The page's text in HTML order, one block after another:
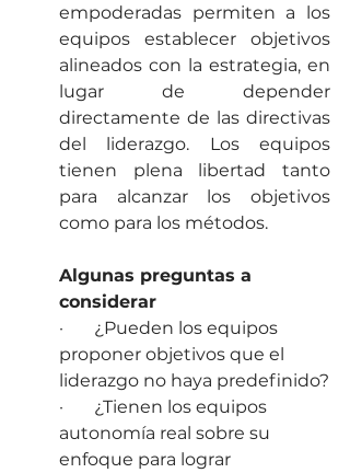
empoderadas permiten a los
equipos establecer objetivos
alineados con la estrategia, en
lugar de depender
directamente de las directivas
del liderazgo. Los equipos
tienen plena libertad tanto
para alcanzar los objetivos
como para los métodos.
Algunas preguntas a
considerar
·       ¿Pueden los equipos
proponer objetivos que el
liderazgo no haya predefinido?
·       ¿Tienen los equipos
autonomía real sobre su
enfoque para lograr